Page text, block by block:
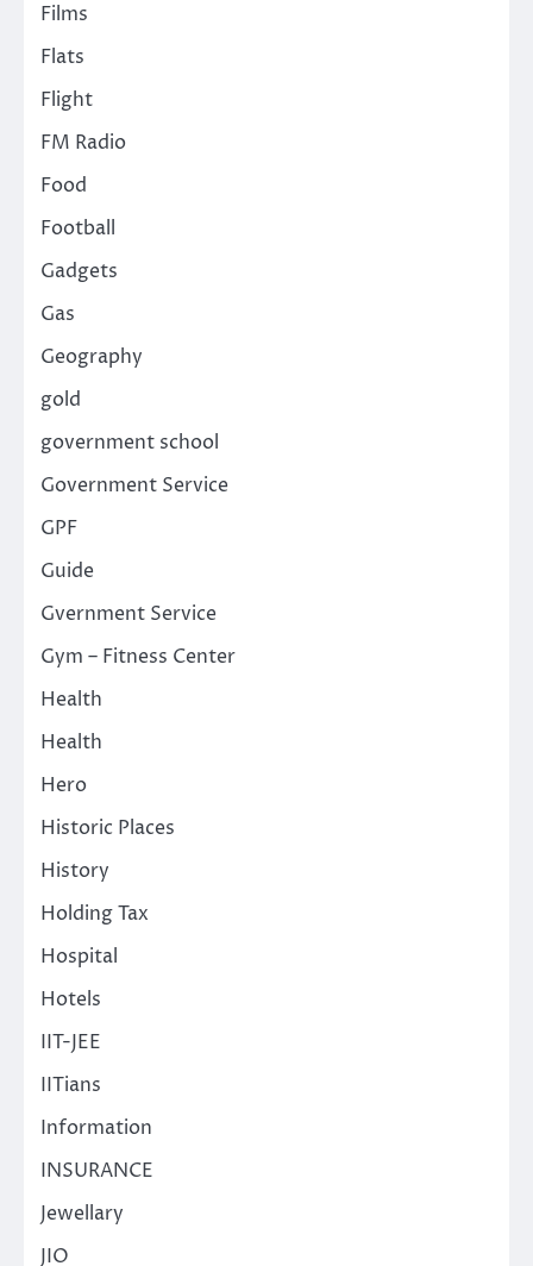
Films
Flats
Flight
FM Radio
Food
Football
Gadgets
Gas
Geography
gold
government school
Government Service
GPF
Guide
Gvernment Service
Gym – Fitness Center
Health
Health
Hero
Historic Places
History
Holding Tax
Hospital
Hotels
IIT-JEE
IITians
Information
INSURANCE
Jewellary
JIO